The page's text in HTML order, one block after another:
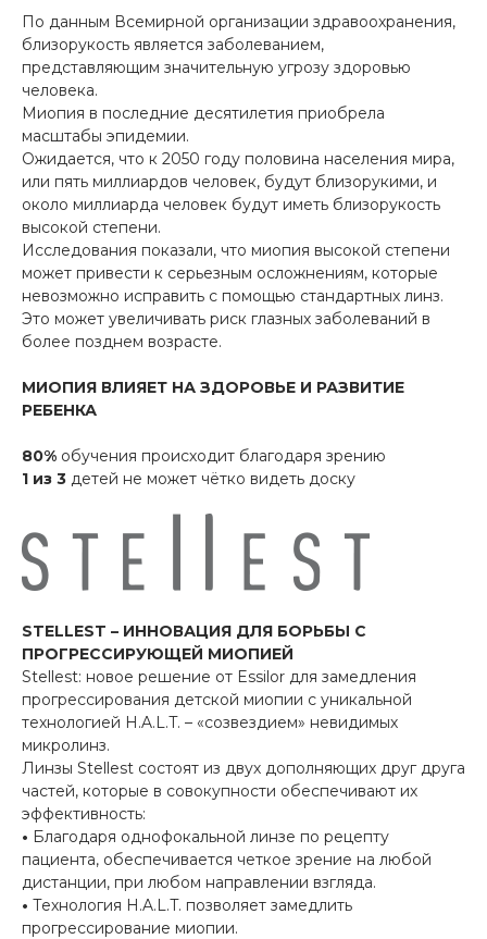
По данным Всемирной организации здравоохранения,
близорукость является заболеванием,
представляющим значительную угрозу здоровью
человека.
Миопия в последние десятилетия приобрела
масштабы эпидемии.
Ожидается, что к 2050 году половина населения мира,
или пять миллиардов человек, будут близорукими, и
около миллиарда человек будут иметь близорукость
высокой степени.
Исследования показали, что миопия высокой степени
может привести к серьезным осложнениям, которые
невозможно исправить с помощью стандартных линз.
Это может увеличивать риск глазных заболеваний в
более позднем возрасте.
МИОПИЯ ВЛИЯЕТ НА ЗДОРОВЬЕ И РАЗВИТИЕ
РЕБЕНКА
80% обучения происходит благодаря зрению
1 из 3 детей не может чётко видеть доску
STELLEST – ИННОВАЦИЯ ДЛЯ БОРЬБЫ С
ПРОГРЕССИРУЮЩЕЙ МИОПИЕЙ
Stellest: новое решение от Essilor для замедления
прогрессирования детской миопии с уникальной
технологией H.A.L.T. – «созвездием» невидимых
микролинз.
Линзы Stellest состоят из двух дополняющих друг друга
частей, которые в совокупности обеспечивают их
эффективность:
• Благодаря однофокальной линзе по рецепту
пациента, обеспечивается четкое зрение на любой
дистанции, при любом направлении взгляда.
• Технология H.A.L.T. позволяет замедлить
прогрессирование миопии.